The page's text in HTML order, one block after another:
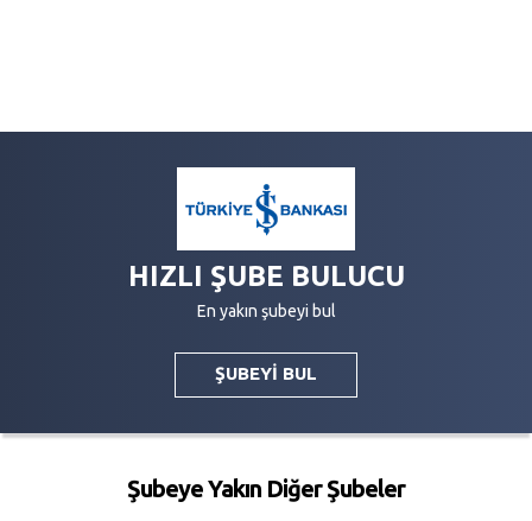
HIZLI ŞUBE BULUCU
En yakın şubeyi bul
ŞUBEYİ BUL
Şubeye Yakın Diğer Şubeler